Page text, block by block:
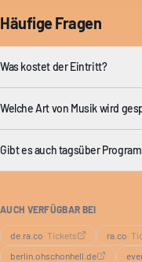
Häufige Fragen
Was kostet der Eintritt?
Welche Art von Musik wird
Gibt es auch tagsüber
AUCH VERFÜGBAR BEI
de.ra.co· Tickets ra.co·
berlin.ohschonhell.de